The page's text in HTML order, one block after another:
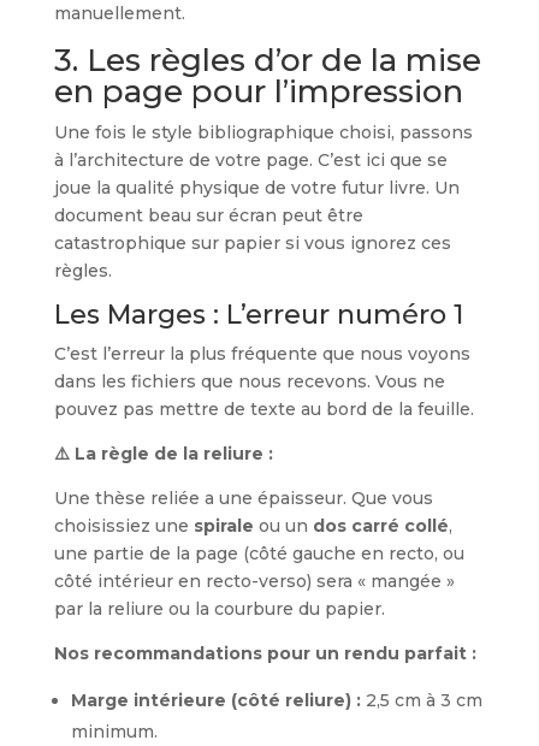
manuellement.
3. Les règles d’or de la mise
en page pour l’impression
Une fois le style bibliographique choisi, passons
à l’architecture de votre page. C’est ici que se
joue la qualité physique de votre futur livre. Un
document beau sur écran peut être
catastrophique sur papier si vous ignorez ces
règles.
Les Marges : L’erreur numéro 1
C’est l’erreur la plus fréquente que nous voyons
dans les fichiers que nous recevons. Vous ne
pouvez pas mettre de texte au bord de la feuille.
⚠️ La règle de la reliure :
Une thèse reliée a une épaisseur. Que vous
choisissiez une spirale ou un dos carré collé,
une partie de la page (côté gauche en recto, ou
côté intérieur en recto-verso) sera « mangée »
par la reliure ou la courbure du papier.
Nos recommandations pour un rendu parfait :
Marge intérieure (côté reliure) :2,5 cm à 3 cm
minimum.